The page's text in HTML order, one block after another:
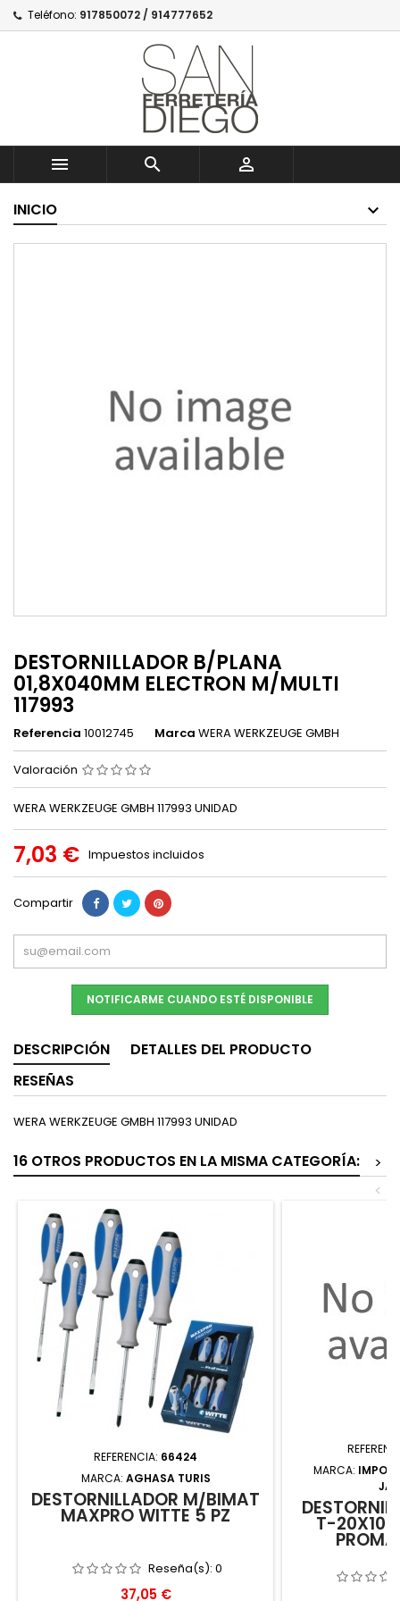
Teléfono: 917850072 / 914777652
  
INICIO
DESTORNILLADOR B/PLANA
01,8X040MM ELECTRON M/MULTI
117993
Referencia 10012745 Marca WERA WERKZEUGE GMBH
Valoración
WERA WERKZEUGE GMBH 117993 UNIDAD
7,03 € Impuestos incluidos
Compartir
NOTIFICARME CUANDO ESTÉ DISPONIBLE
DESCRIPCIÓN
DETALLES DEL PRODUCTO
RESEÑAS
WERA WERKZEUGE GMBH 117993 UNIDAD
16 OTROS PRODUCTOS EN LA MISMA CATEGORÍA:
>
<
REFERENCIA: 66424
MARCA: AGHASA TURIS
DESTORNILLADOR M/BIMAT
MAXPRO WITTE 5 PZ
Reseña(s): 0
Precio
37,05 €
MARCA:
T-